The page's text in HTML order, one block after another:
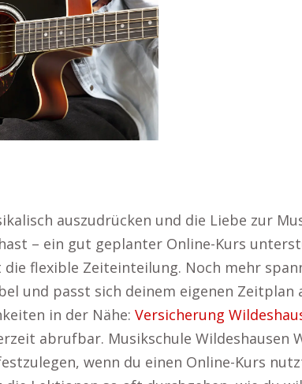
auszudrücken und die Liebe zur
– ein gut geplanter Online-Kurs
flexible Zeiteinteilung. Noch mehr
und passt sich deinem eigenen Zeitplan
in der Nähe: Versicherung
abrufbar. Musikschule Wildeshausen
wenn du einen Online-Kurs